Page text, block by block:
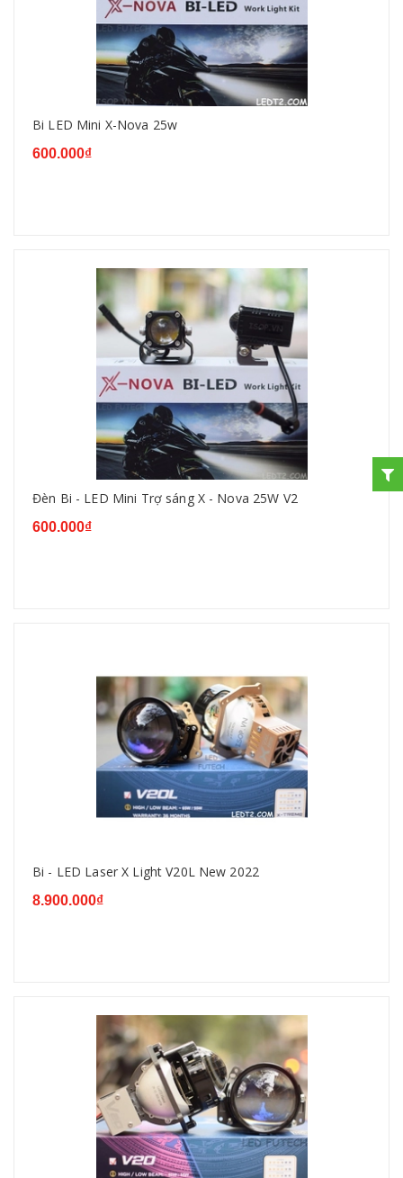
Bi LED Mini X-Nova 25w
600.000₫
Đèn Bi - LED Mini Trợ sáng X - Nova 25W V2
600.000₫
Bi - LED Laser X Light V20L New 2022
8.900.000₫